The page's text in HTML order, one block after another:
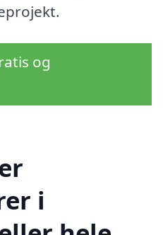
og
i